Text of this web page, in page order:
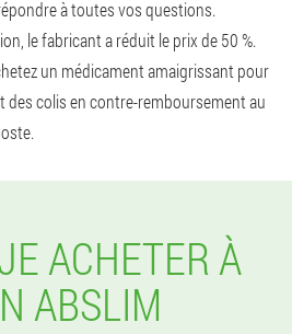
à toutes vos questions.
le fabricant a réduit le prix de 50 %.
un médicament amaigrissant pour
des colis en contre-remboursement au
ACHETER À
ABSLIM